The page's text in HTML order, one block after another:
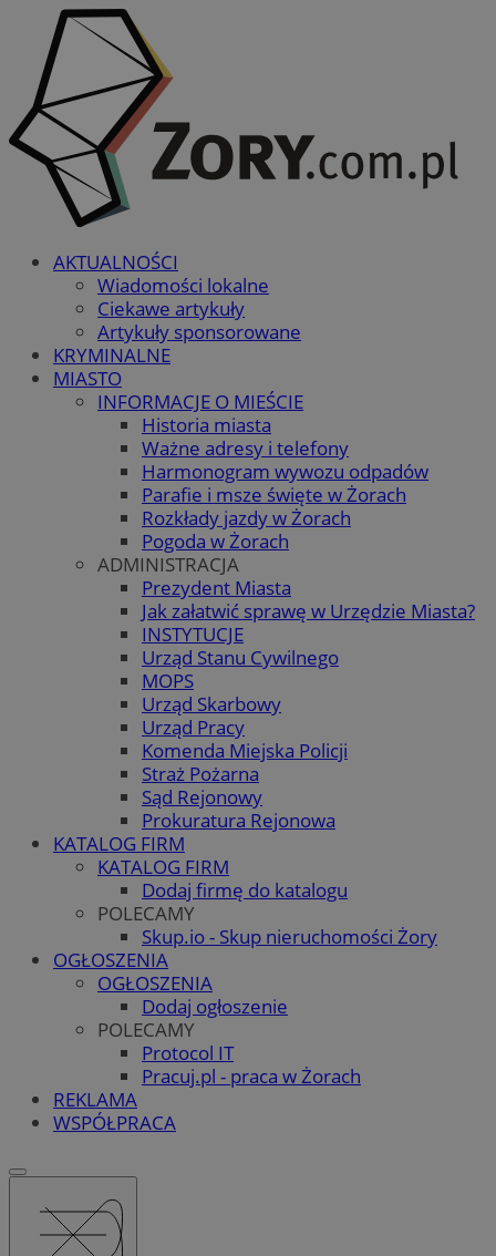
AKTUALNOŚCI
Wiadomości lokalne
Ciekawe artykuły
Artykuły sponsorowane
KRYMINALNE
MIASTO
INFORMACJE O MIEŚCIE
Historia miasta
Ważne adresy i telefony
Harmonogram wywozu odpadów
Parafie i msze święte w Żorach
Rozkłady jazdy w Żorach
Pogoda w Żorach
ADMINISTRACJA
Prezydent Miasta
Jak załatwić sprawę w Urzędzie Miasta?
INSTYTUCJE
Urząd Stanu Cywilnego
MOPS
Urząd Skarbowy
Urząd Pracy
Komenda Miejska Policji
Straż Pożarna
Sąd Rejonowy
Prokuratura Rejonowa
KATALOG FIRM
KATALOG FIRM
Dodaj firmę do katalogu
POLECAMY
Skup.io - Skup nieruchomości Żory
OGŁOSZENIA
OGŁOSZENIA
Dodaj ogłoszenie
POLECAMY
Protocol IT
Pracuj.pl - praca w Żorach
REKLAMA
WSPÓŁPRACA